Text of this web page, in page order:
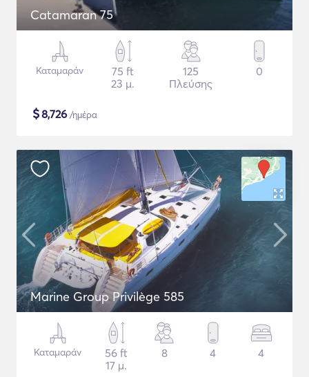
Catamaran 75
Καταμαράν
75 ft
23 μ.
125
Πλεύσης
0
$8,726 /ημέρα
Marine Group Privilège 585
Καταμαράν
56 ft
17 μ.
8 4 4